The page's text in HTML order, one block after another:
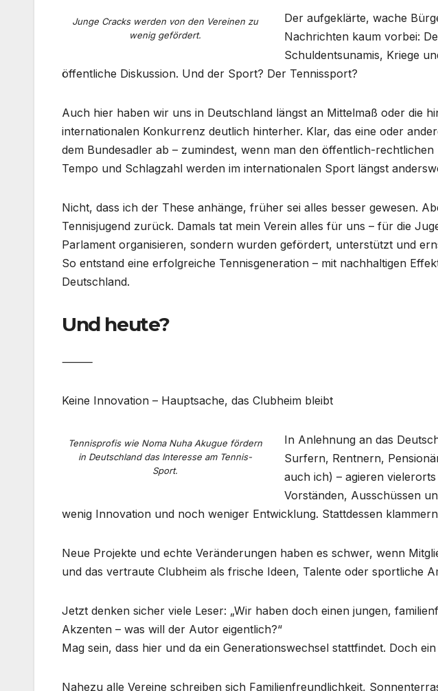
Junge Cracks werden von den Vereinen zu
wenig gefördert.
Der aufgeklärte, wache
Nachrichten kaum vorbei:
Schuldentsunamis, Kriege
öffentliche Diskussion. Und der Sport? Der Tennissport?
Auch hier haben wir uns in Deutschland längst an Mittelmaß oder die
internationalen Konkurrenz deutlich hinterher. Klar, das eine oder
dem Bundesadler ab – zumindest, wenn man den öffentlich-
Tempo und Schlagzahl werden im internationalen Sport längst
Nicht, dass ich der These anhänge, früher sei alles besser gewesen.
Tennisjugend zurück. Damals tat mein Verein alles für uns – für die
Parlament organisieren, sondern wurden gefördert, unterstützt und
So entstand eine erfolgreiche Tennisgeneration – mit nachhaltigen
Deutschland.
Und heute?
⸻
Keine Innovation – Hauptsache, das Clubheim bleibt
Tennisprofis wie Noma Nuha Akugue fördern
in Deutschland das Interesse am Tennis-
Sport.
In Anlehnung an das
Surfern, Rentnern,
auch ich) – agieren
Vorständen, Ausschüssen
wenig Innovation und noch weniger Entwicklung. Stattdessen
Neue Projekte und echte Veränderungen haben es schwer, wenn
und das vertraute Clubheim als frische Ideen, Talente oder sportliche
Jetzt denken sicher viele Leser: „Wir haben doch einen jungen,
Akzenten – was will der Autor eigentlich?“
Mag sein, dass hier und da ein Generationswechsel stattfindet. Doch
Nahezu alle Vereine schreiben sich Familienfreundlichkeit,